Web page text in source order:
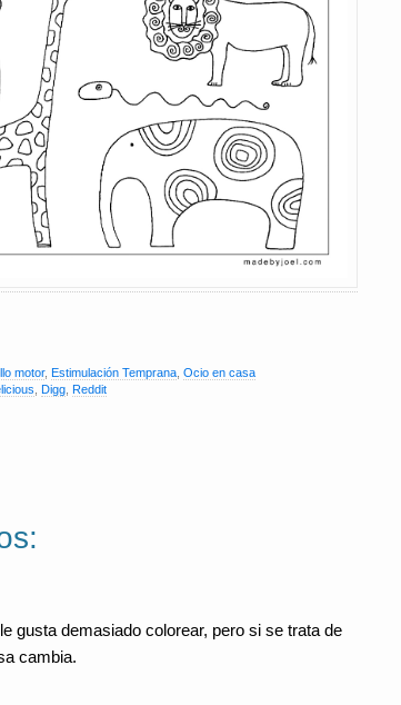
motor, Estimulación Temprana Ocio en casa
Digg Reddit
gusta demasiado colorear, pero si se trata de
cambia.